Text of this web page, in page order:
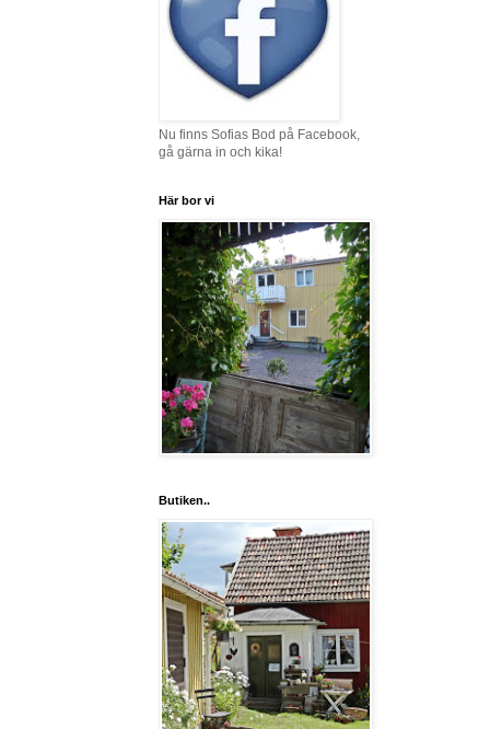
Nu finns Sofias Bod på Facebook,
gå gärna in och kika!
Här bor vi
Butiken..